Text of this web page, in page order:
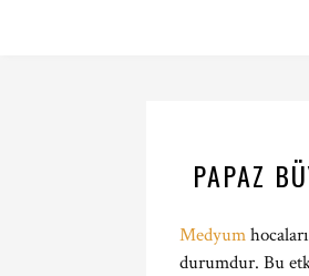
PAPAZ
Medyum
durumdur. Bu